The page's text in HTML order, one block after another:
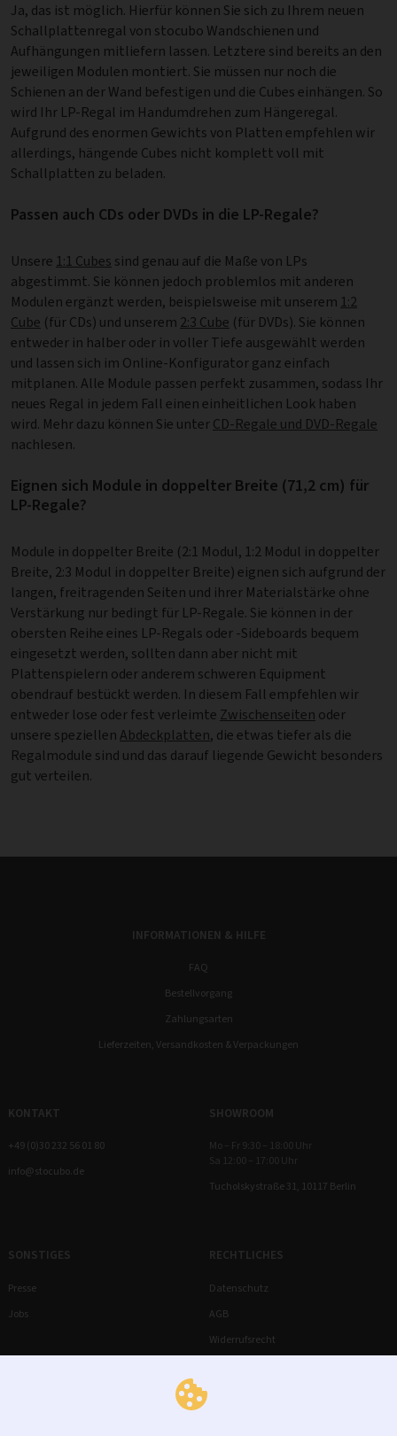
Ja, das ist möglich. Hierfür können Sie sich zu Ihrem neuen
Schallplattenregal von stocubo Wandschienen und
Aufhängungen mitliefern lassen. Letztere sind bereits an den
jeweiligen Modulen montiert. Sie müssen nur noch die
Schienen an der Wand befestigen und die Cubes einhängen. So
wird Ihr LP-Regal im Handumdrehen zum Hängeregal.
Aufgrund des enormen Gewichts von Platten empfehlen wir
allerdings, hängende Cubes nicht komplett voll mit
Schallplatten zu beladen.
Passen auch CDs oder DVDs in die LP-Regale?
Unsere 1:1 Cubes sind genau auf die Maße von LPs
abgestimmt. Sie können jedoch problemlos mit anderen
Modulen ergänzt werden, beispielsweise mit unserem 1:2
Cube (für CDs) und unserem 2:3 Cube (für DVDs). Sie können
entweder in halber oder in voller Tiefe ausgewählt werden
und lassen sich im Online-Konfigurator ganz einfach
mitplanen. Alle Module passen perfekt zusammen, sodass Ihr
neues Regal in jedem Fall einen einheitlichen Look haben
wird. Mehr dazu können Sie unterCD-Regale und DVD-Regale
nachlesen.
Eignen sich Module in doppelter Breite (71,2 cm) für
LP-Regale?
Module in doppelter Breite (2:1 Modul, 1:2 Modul in doppelter
Breite, 2:3 Modul in doppelter Breite) eignen sich aufgrund der
langen, freitragenden Seiten und ihrer Materialstärke ohne
Verstärkung nur bedingt für LP-Regale. Sie können in der
obersten Reihe eines LP-Regals oder -Sideboards bequem
eingesetzt werden, sollten dann aber nicht mit
Plattenspielern oder anderem schweren Equipment
obendrauf bestückt werden. In diesem Fall empfehlen wir
entweder lose oder fest verleimte Zwischenseiten oder
unsere speziellenAbdeckplatten, die etwas tiefer als die
Regalmodule sind und das darauf liegende Gewicht besonders
gut verteilen.
INFORMATIONEN & HILFE
FAQ
Bestellvorgang
Zahlungsarten
Lieferzeiten, Versandkosten & Verpackungen
KONTAKT
+49 (0)30 232 56 01 80
info@stocubo.de
SHOWROOM
Mo – Fr 9:30 – 18:00 Uhr
Sa 12:00 – 17:00 Uhr
Tucholskystraße 31, 10117 Berlin
SONSTIGES
Presse
Jobs
RECHTLICHES
Datenschutz
AGB
Widerrufsrecht